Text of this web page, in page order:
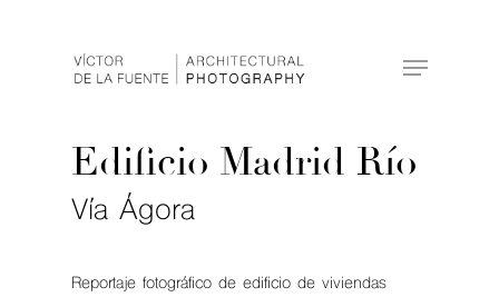
Edificio Madrid Río
Vía Ágora
Reportaje fotográfico de edificio de viviendas